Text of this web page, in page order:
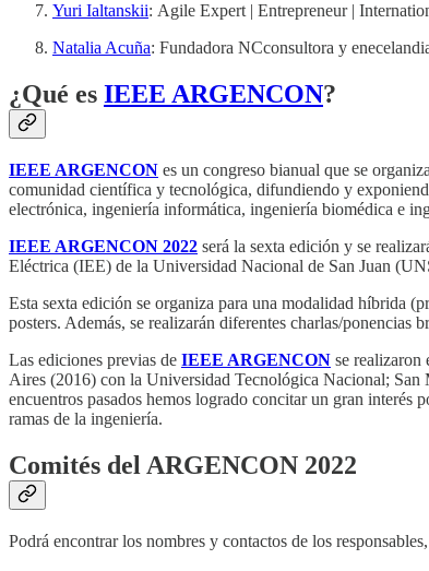
Yuri Ialtanskii: Agile Expert | Entrepreneur |
Natalia Acuña: Fundadora NCconsultora y
¿Qué es IEEE ARGENCON?
IEEE ARGENCON es un congreso bianual que se
comunidad científica y tecnológica, difundiendo y
electrónica, ingeniería informática, ingeniería biomédica e
​IEEE ARGENCON 2022 será la sexta edición y se
Eléctrica (IEE) de la Universidad Nacional de San Juan
Esta sexta edición se organiza para una modalidad híbrida
posters. Además, se realizarán diferentes charlas/ponencias
Las ediciones previas de IEEE ARGENCON se
Aires (2016) con la Universidad Tecnológica Nacional;
encuentros pasados hemos logrado concitar un gran
ramas de la ingeniería.
Comités del ARGENCON 2022
Podrá encontrar los nombres y contactos de los